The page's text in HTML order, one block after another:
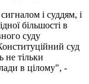
і суддям, і
більшості в
суду
суд
не тільки
в цілому", -